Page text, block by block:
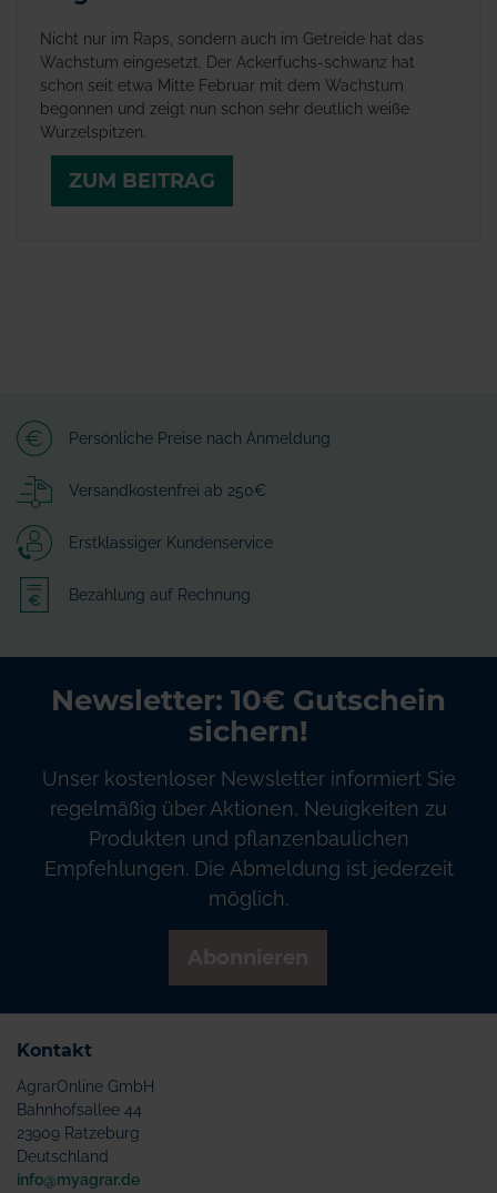
Nicht nur im Raps, sondern auch im Getreide hat das
Wachstum eingesetzt. Der Ackerfuchs-schwanz hat
schon seit etwa Mitte Februar mit dem Wachstum
begonnen und zeigt nun schon sehr deutlich weiße
Wurzelspitzen.
ZUM BEITRAG
Persönliche Preise nach Anmeldung
Versandkostenfrei ab 250€
Erstklassiger Kundenservice
Bezahlung auf Rechnung
Newsletter: 10€ Gutschein
sichern!
Unser kostenloser Newsletter informiert Sie
regelmäßig über Aktionen, Neuigkeiten zu
Produkten und pflanzenbaulichen
Empfehlungen. Die Abmeldung ist jederzeit
möglich.
Kontakt
AgrarOnline GmbH
Bahnhofsallee 44
23909 Ratzeburg
Deutschland
info@myagrar.de